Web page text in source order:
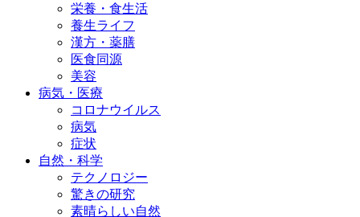
栄養・食生活
養生ライフ
漢方・薬膳
医食同源
美容
病気・医療
コロナウイルス
病気
症状
自然・科学
テクノロジー
驚きの研究
素晴らしい自然